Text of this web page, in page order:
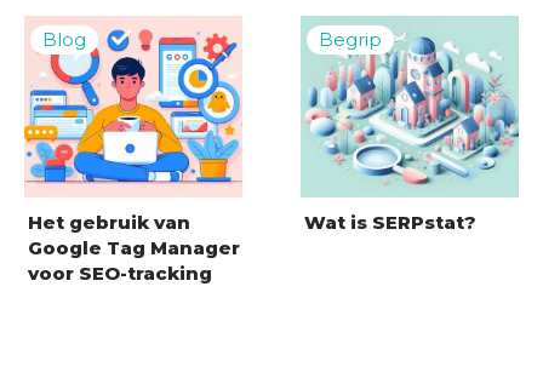
Het gebruik van
Google Tag Manager
voor SEO-tracking
Wat is SERPstat?